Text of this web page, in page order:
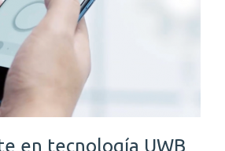
en tecnología UWB